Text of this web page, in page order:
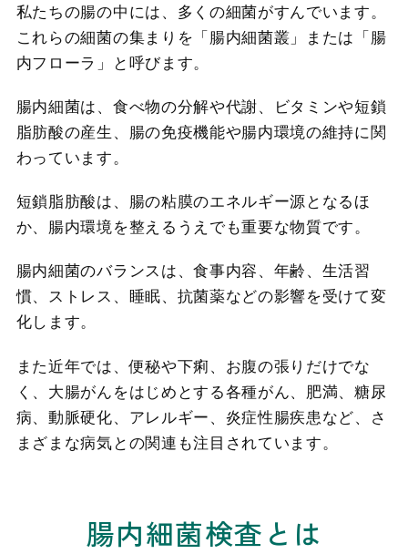
私たちの腸の中には、多くの細菌がすんでいます。
これらの細菌の集まりを「腸内細菌叢」または「腸
内フローラ」と呼びます。
腸内細菌は、食べ物の分解や代謝、ビタミンや短鎖
脂肪酸の産生、腸の免疫機能や腸内環境の維持に関
わっています。
短鎖脂肪酸は、腸の粘膜のエネルギー源となるほ
か、腸内環境を整えるうえでも重要な物質です。
腸内細菌のバランスは、食事内容、年齢、生活習
慣、ストレス、睡眠、抗菌薬などの影響を受けて変
化します。
また近年では、便秘や下痢、お腹の張りだけでな
く、大腸がんをはじめとする各種がん、肥満、糖尿
病、動脈硬化、アレルギー、炎症性腸疾患など、さ
まざまな病気との関連も注目されています。
腸内細菌検査とは